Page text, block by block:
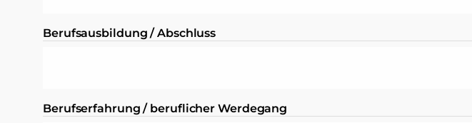
Berufsausbildung / Abschluss
Berufserfahrung / beruflicher Werdegang